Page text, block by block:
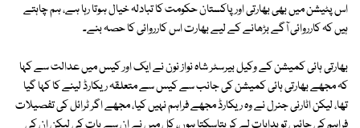
اس پٹیشن میں بھی بھارتی اور پاکستان حکومت کا تبادلہ خیال ہوتا رہا ہے، ہم چاہتے
ہیں کہ کارروائی آگے بڑھانے کے لیے بھارت اس کارروائی کا حصہ بنے۔
بھارتی ہائی کمیشن کے وکیل بیرسٹر شاہ نواز نون نے ایک اور کیس میں عدالت سے کہا
کہ مجھے بھارتی ہائی کمیشن کی جانب سے کیس سے متعلقہ ریکارڈ لینے کا کہا گیا
تھا، لیکن اٹارنی جنرل نے وہ ریکارڈ مجھے فراہم نہیں کیا، مجھے اگر ٹرائل کی تفصیلات